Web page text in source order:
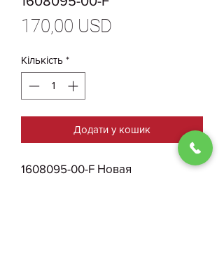
170,00 USD
Кількість *
Додати у кошик
1608095-00-F Новая